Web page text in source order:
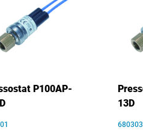
P100AP-
13D
680303